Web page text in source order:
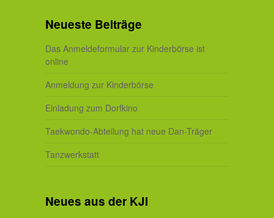
Neueste Beiträge
Das Anmeldeformular zur Kinderbörse ist
online
Anmeldung zur Kinderbörse
Einladung zum Dorfkino
Taekwondo-Abteilung hat neue Dan-Träger
Tanzwerkstatt
Neues aus der KJI